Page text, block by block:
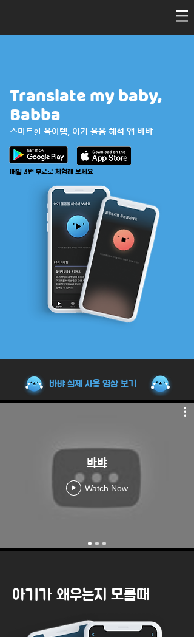
Translate my baby,
Babba
스마트한 육아템, 아기 울음 해석 앱 바뱌
​매일 3번 무료로 체험해 보세요
​바뱌 실제 사용 영상 보기
바뱌
Watch Now
아기가 왜우는지 모를때